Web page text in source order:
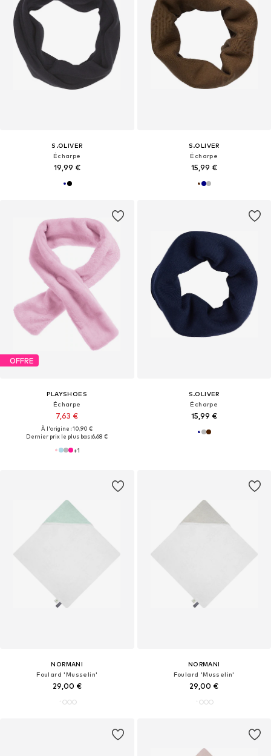
S.OLIVER
Écharpe
19,99 €
S.OLIVER
Écharpe
15,99 €
OFFRE
PLAYSHOES
Écharpe
7,63 €
À l'origine : 10,90 €
Dernier prix le plus bas :6,68 €
+1
S.OLIVER
Écharpe
15,99 €
NORMANI
Foulard 'Musselin'
29,00 €
NORMANI
Foulard 'Musselin'
29,00 €